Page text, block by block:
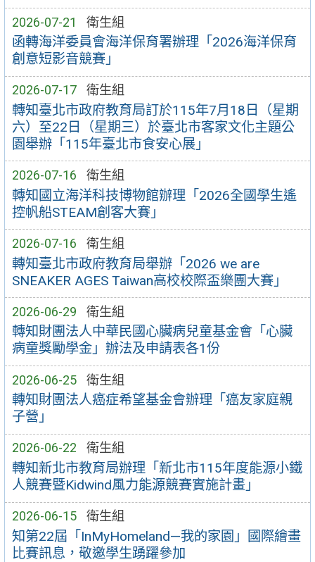
2026-07-21 衛生組
函轉海洋委員會海洋保育署辦理「2026海洋保育
創意短影音競賽」
2026-07-17 衛生組
轉知臺北市政府教育局訂於115年7月18日（星期
六）至22日（星期三）於臺北市客家文化主題公
園舉辦「115年臺北市食安心展」
2026-07-16 衛生組
轉知國立海洋科技博物館辦理「2026全國學生遙
控帆船STEAM創客大賽」
2026-07-16 衛生組
轉知臺北市政府教育局舉辦「2026 we are
SNEAKER AGES Taiwan高校校際盃樂團大賽」
2026-06-29 衛生組
轉知財團法人中華民國心臟病兒童基金會「心臟
病童獎勵學金」辦法及申請表各1份
2026-06-25 衛生組
轉知財團法人癌症希望基金會辦理「癌友家庭親
子營」
2026-06-22 衛生組
轉知新北市教育局辦理「新北市115年度能源小鐵
人競賽暨Kidwind風力能源競賽實施計畫」
2026-06-15 衛生組
知第22屆「InMyHomeland—我的家園」國際繪畫
比賽訊息，敬邀學生踴躍參加